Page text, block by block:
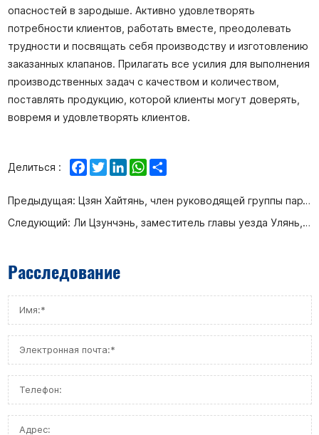
опасностей в зародыше. Активно удовлетворять
потребности клиентов, работать вместе, преодолевать
трудности и посвящать себя производству и изготовлению
заказанных клапанов. Прилагать все усилия для выполнения
производственных задач с качеством и количеством,
поставлять продукцию, которой клиенты могут доверять,
вовремя и удовлетворять клиентов.
Делиться : Facebook
TwitterLinkedInWhatsApp
Предыдущая: Цзян Хайтянь, член руководящей группы партии и заместитель директора городского бюро промышленности и информационных технологий Циндао, возглавил группу, посетившую AFA для расследования и изучения.
Следующий: Ли Цзунчэнь, заместитель главы уезда Улянь, возглавил группу, которая посетила компанию Afa Flow Control Co., Ltd. для проведения расследования и исследования.
Расследование